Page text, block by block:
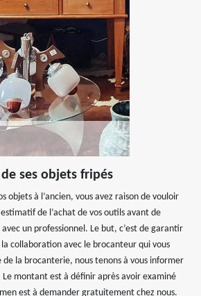
ses objets fripés
objets à l’ancien, vous avez raison de vouloir
de l’achat de vos outils avant de
un professionnel. Le but, c’est de garantir
collaboration avec le brocanteur qui vous
de la brocanterie, nous tenons à vous informer
Le montant est à définir après avoir examiné
est à demander gratuitement chez nous.